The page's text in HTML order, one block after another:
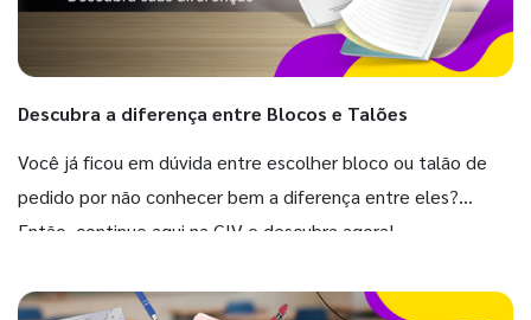
Descubra a diferença entre Blocos e Talões
Você já ficou em dúvida entre escolher bloco ou talão de
pedido por não conhecer bem a diferença entre eles?
Então, continue aqui na GIV e descubra agora!